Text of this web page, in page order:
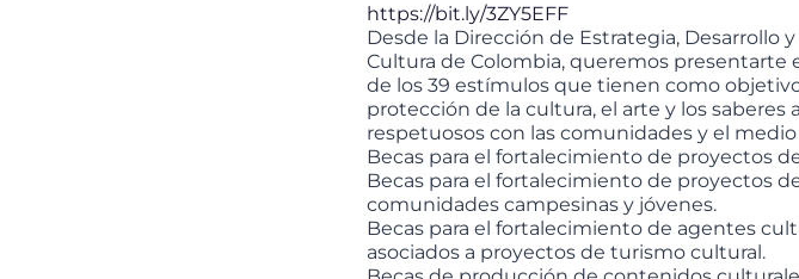
https://bit.ly/3ZY5EFF
Desde la Dirección de Estrategia,
Cultura de Colombia, queremos presentarte
de los 39 estímulos que tienen como
protección de la cultura, el arte y los
respetuosos con las comunidades y el
Becas para el fortalecimiento de proyectos
Becas para el fortalecimiento de proyectos
comunidades campesinas y jóvenes.
Becas para el fortalecimiento de agentes
asociados a proyectos de turismo cultural.